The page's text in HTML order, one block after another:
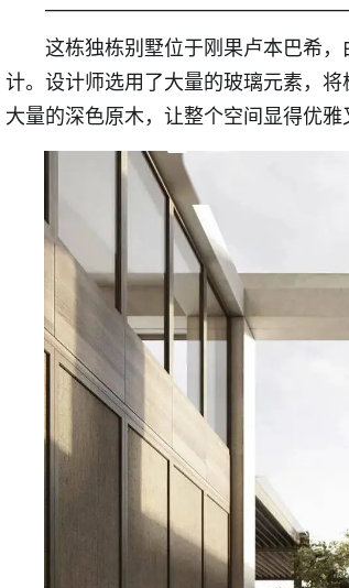
这栋独栋别墅位于刚果卢本巴希
计。设计师选用了大量的玻璃元素，
大量的深色原木，让整个空间显得优雅